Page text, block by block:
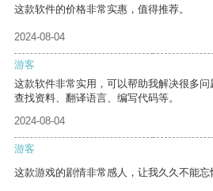
这款软件的价格非常实惠，值得推荐。
2024-08-04
游客
这款软件非常实用，可以帮助我解决很多
查找资料、翻译语言、编写代码等。
2024-08-04
游客
这款游戏的剧情非常感人，让我久久不能忘